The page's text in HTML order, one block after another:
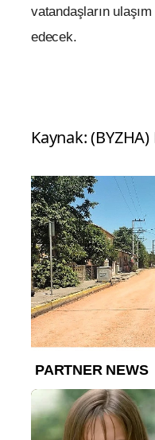
vatandaşların
edecek.
Kaynak: